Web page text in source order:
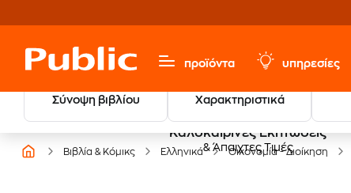
προϊόντα υπηρεσίες
Σύνοψη βιβλίου Χαρακτηριστικά
Καλοκαιρινές Εκπτώσεις
& Άπαιχτες Τιμές
Βιβλία & Κόμικς Ελληνικά Οικονομία - Διοίκηση